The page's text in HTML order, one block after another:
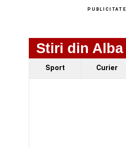
PUBLICITATE
Stiri din Alba
Sport Curier